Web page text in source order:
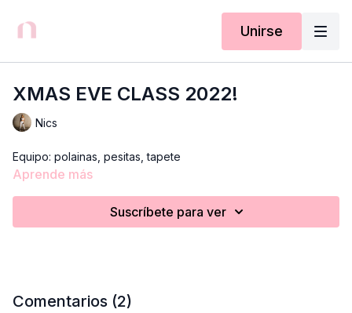
Unirse
XMAS EVE CLASS 2022!
Nics
Equipo: polainas, pesitas, tapete
Aprende más
Suscríbete para ver
Comentarios (2)